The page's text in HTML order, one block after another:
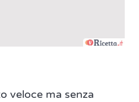
veloce ma senza